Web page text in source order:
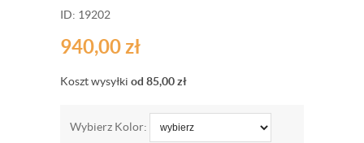
ID: 19202
940,00zł
Koszt wysyłki od 85,00zł
Wybierz Kolor: